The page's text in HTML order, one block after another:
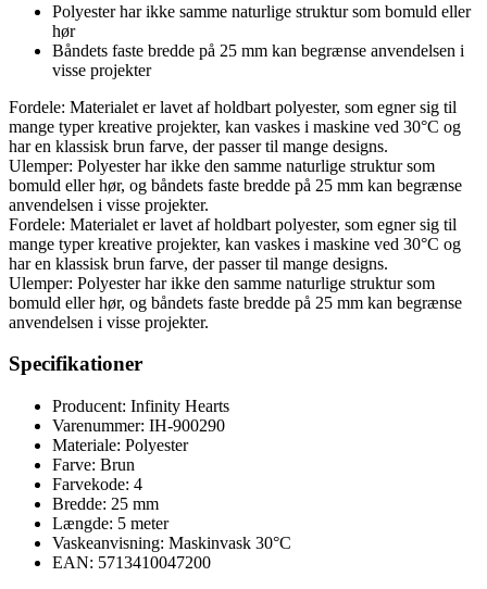
Polyester har ikke samme naturlige struktur som bomuld eller
hør
Båndets faste bredde på 25 mm kan begrænse anvendelsen i
visse projekter
Fordele: Materialet er lavet af holdbart polyester, som egner sig til
mange typer kreative projekter, kan vaskes i maskine ved 30°C og
har en klassisk brun farve, der passer til mange designs.
Ulemper: Polyester har ikke den samme naturlige struktur som
bomuld eller hør, og båndets faste bredde på 25 mm kan begrænse
anvendelsen i visse projekter.
Fordele: Materialet er lavet af holdbart polyester, som egner sig til
mange typer kreative projekter, kan vaskes i maskine ved 30°C og
har en klassisk brun farve, der passer til mange designs.
Ulemper: Polyester har ikke den samme naturlige struktur som
bomuld eller hør, og båndets faste bredde på 25 mm kan begrænse
anvendelsen i visse projekter.
Specifikationer
Producent: Infinity Hearts
Varenummer: IH-900290
Materiale: Polyester
Farve: Brun
Farvekode: 4
Bredde: 25 mm
Længde: 5 meter
Vaskeanvisning: Maskinvask 30°C
EAN: 5713410047200